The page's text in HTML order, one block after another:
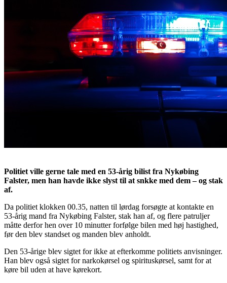
Politiet ville gerne tale med en 53-årig bilist fra Nykøbing
Falster, men han havde ikke slyst til at snkke med dem – og stak
af.
Da politiet klokken 00.35, natten til lørdag forsøgte at kontakte en
53-årig mand fra Nykøbing Falster, stak han af, og flere patruljer
måtte derfor hen over 10 minutter forfølge bilen med høj hastighed,
før den blev standset og manden blev anholdt.
Den 53-årige blev sigtet for ikke at efterkomme politiets anvisninger.
Han blev også sigtet for narkokørsel og spirituskørsel, samt for at
køre bil uden at have kørekort.